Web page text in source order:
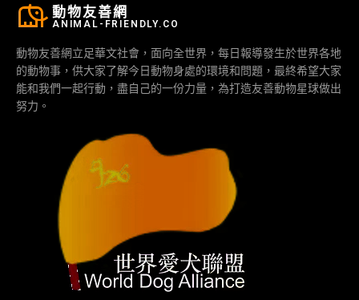
動物友善網
ANIMAL-FRIENDLY.CO
動物友善網立足華文社會，面向全世界，每日報導發生於世界各地
的動物事，供大家了解今日動物身處的環境和問題，最終希望大家
能和我們一起行動，盡自己的一份力量，為打造友善動物星球做出
努力。